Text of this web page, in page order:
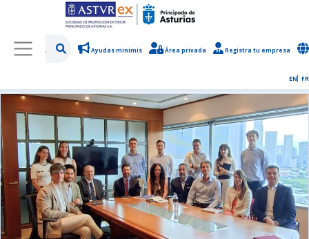
Ayudas minimis Área privada Registra tu empresa
EN FR